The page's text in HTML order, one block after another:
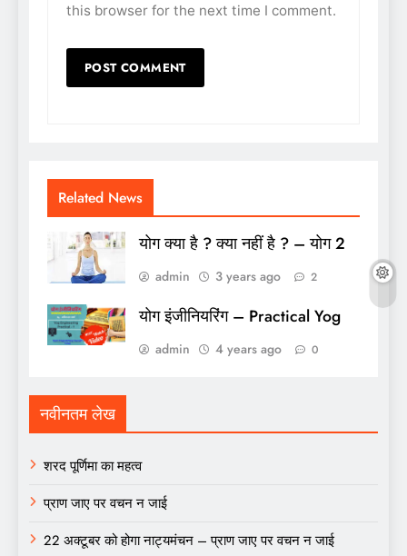
this browser for the next time I comment.
Related News
योग क्या है ? क्या नहीं है ? – योग 2
admin 3 years ago 2
योग इंजीनियरिंग – Practical Yog
admin 4 years ago 0
नवीनतम लेख
शरद पूर्णिमा का महत्व
प्राण जाए पर वचन न जाई
22 अक्टूबर को होगा नाट्यमंचन – प्राण जाए पर वचन न जाई